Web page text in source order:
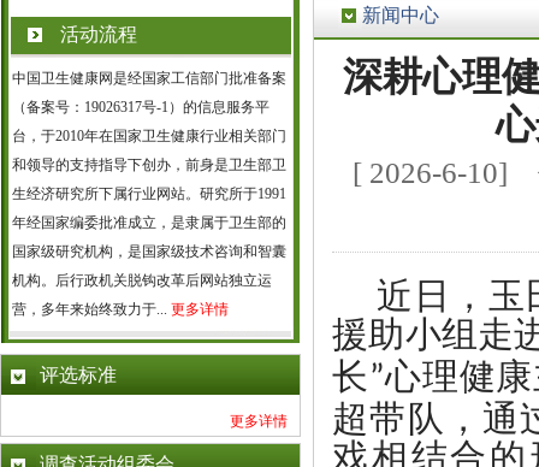
活动流程
中国卫生健康网是经国家工信部门批准备案
（备案号：19026317号-1）的信息服务平
台，于2010年在国家卫生健康行业相关部门
和领导的支持指导下创办，前身是卫生部卫
生经济研究所下属行业网站。研究所于1991
年经国家编委批准成立，是隶属于卫生部的
国家级研究机构，是国家级技术咨询和智囊
机构。后行政机关脱钩改革后网站独立运
营，多年来始终致力于... 更多详情
评选标准
更多详情
新闻中心
深耕心理
[ 2026-6-10]
近日， 玉
援助小组走
长”心理健
超带队，通
戏相结合